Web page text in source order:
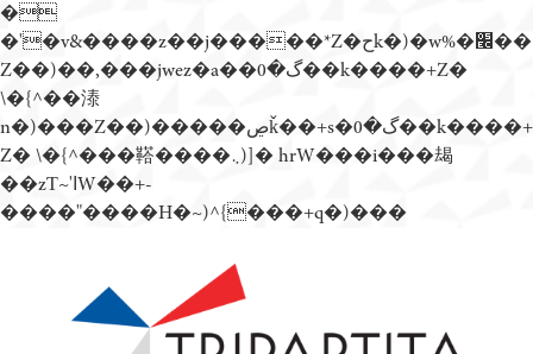
�
�'�v&����z��j�����*Z�حk�)�w%�׬��
Z��)��,���jwez�a��گ�0��k����+Z�
\�{^��溙
n�)���Z��)�����ڝǩ��+s�گ�0��k����+
Z� \�{^���鞳����܆)]� hrW���i���朅
��zƬ~'ߊW��+-
����"����H�~)^{���+q�)���